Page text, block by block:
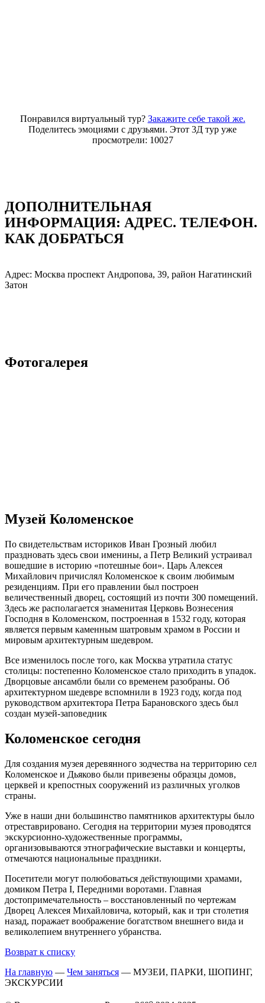
Понравился виртуальный тур? Закажите себе такой же.
Поделитесь эмоциями с друзьями. Этот 3Д тур уже
просмотрели: 10027
ДОПОЛНИТЕЛЬНАЯ
ИНФОРМАЦИЯ: АДРЕC. ТЕЛЕФОН.
КАК ДОБРАТЬСЯ
Адрес: Москва проспект Андропова, 39, район Нагатинский
Затон
Фотогалерея
Музей Коломенское
По свидетельствам историков Иван Грозный любил
праздновать здесь свои именины, а Петр Великий устраивал
вошедшие в историю «потешные бои». Царь Алексея
Михайлович причислял Коломенское к своим любимым
резиденциям. При его правлении был построен
величественный дворец, состоящий из почти 300 помещений.
Здесь же располагается знаменитая Церковь Вознесения
Господня в Коломенском, построенная в 1532 году, которая
является первым каменным шатровым храмом в России и
мировым архитектурным шедевром.
Все изменилось после того, как Москва утратила статус
столицы: постепенно Коломенское стало приходить в упадок.
Дворцовые ансамбли были со временем разобраны. Об
архитектурном шедевре вспомнили в 1923 году, когда под
руководством архитектора Петра Барановского здесь был
создан музей-заповедник
Коломенское сегодня
Для создания музея деревянного зодчества на территорию сел
Коломенское и Дьяково были привезены образцы домов,
церквей и крепостных сооружений из различных уголков
страны.
Уже в наши дни большинство памятников архитектуры было
отреставрировано. Сегодня на территории музея проводятся
экскурсионно-художественные программы,
организовываются этнографические выставки и концерты,
отмечаются национальные праздники.
Посетители могут полюбоваться действующими храмами,
домиком Петра I, Передними воротами. Главная
достопримечательность – восстановленный по чертежам
Дворец Алексея Михайловича, который, как и три столетия
назад, поражает воображение богатством внешнего вида и
великолепием внутреннего убранства.
Возврат к списку
На главную — Чем заняться — МУЗЕИ, ПАРКИ, ШОПИНГ,
ЭКСКУРСИИ